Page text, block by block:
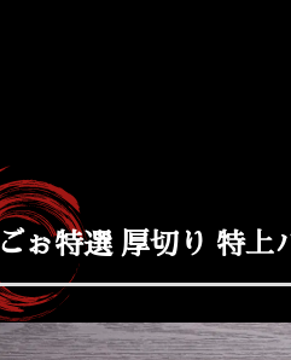
ごぉ特選 厚切り 特上